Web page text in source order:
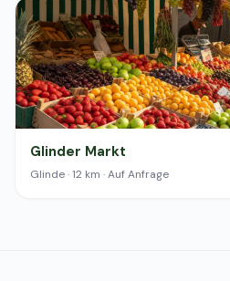
Glinder Markt
Glinde · 12 km · Auf Anfrage